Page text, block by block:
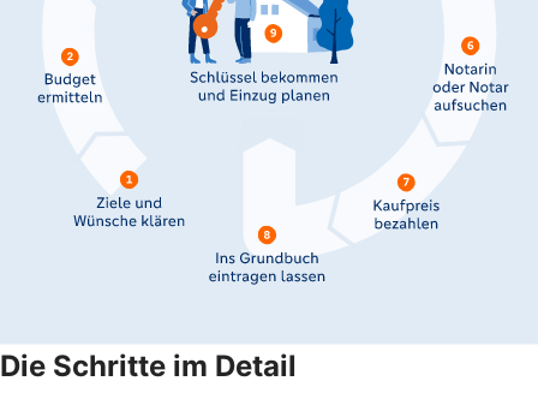
Die Schritte im Detail